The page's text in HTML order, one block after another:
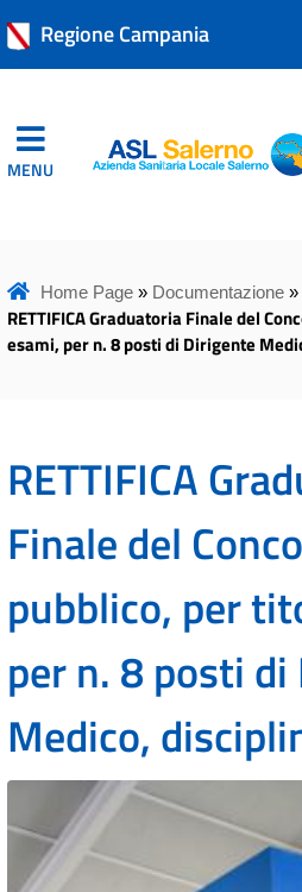
Regione Campania
MENU
Home Page» Documentazione»
RETTIFICA Graduatoria Finale del
esami, per n. 8 posti di Dirigente
RETTIFICA
Finale del
pubblico, per
per n. 8 posti
Medico,